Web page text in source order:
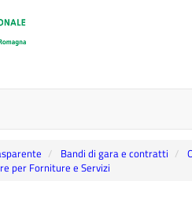
Bandi di gara e contratti
per Forniture e Servizi